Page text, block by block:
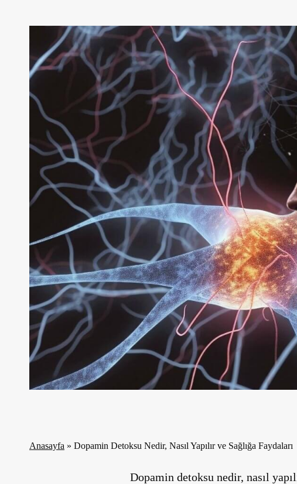
Anasayfa » Dopamin Detoksu Nedir, Nasıl Yapılır ve Sağlığa Faydaları
Dopamin detoksu nedir, nasıl